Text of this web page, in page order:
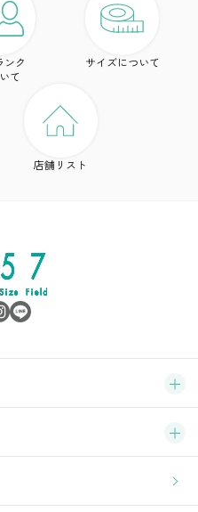
ブ
新
ラ
ンク
て
サイズについて
店舗リスト